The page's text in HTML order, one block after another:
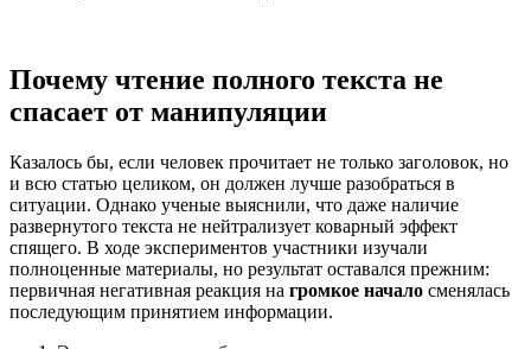
Почему чтение полного текста не
спасает от манипуляции
Казалось бы, если человек прочитает не только заголовок, но
и всю статью целиком, он должен лучше разобраться в
ситуации. Однако ученые выяснили, что даже наличие
развернутого текста не нейтрализует коварный эффект
спящего. В ходе экспериментов участники изучали
полноценные материалы, но результат оставался прежним:
первичная негативная реакция на громкое начало сменялась
последующим принятием информации.